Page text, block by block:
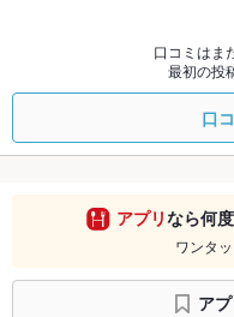
口コミはま
最初の投
口
アプリなら何
ワンタ
ア